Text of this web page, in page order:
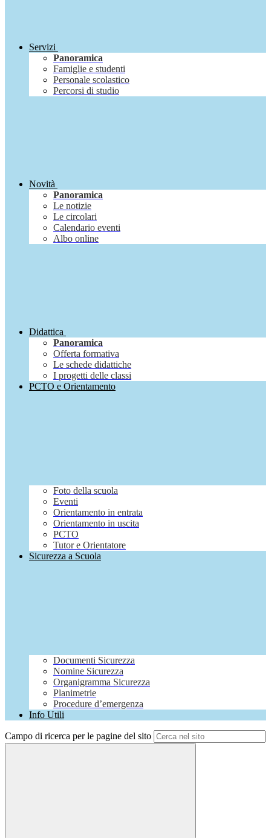
Servizi
Panoramica
Famiglie e studenti
Personale scolastico
Percorsi di studio
Novità
Panoramica
Le notizie
Le circolari
Calendario eventi
Albo online
Didattica
Panoramica
Offerta formativa
Le schede didattiche
I progetti delle classi
PCTO e Orientamento
Foto della scuola
Eventi
Orientamento in entrata
Orientamento in uscita
PCTO
Tutor e Orientatore
Sicurezza a Scuola
Documenti Sicurezza
Nomine Sicurezza
Organigramma Sicurezza
Planimetrie
Procedure d’emergenza
Info Utili
Campo di ricerca per le pagine del sito